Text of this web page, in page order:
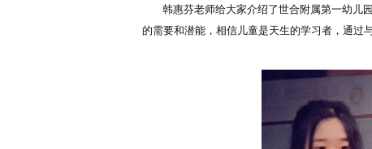
韩惠芬老师给大家介绍了世合附属第一幼儿
的需要和潜能，相信儿童是天生的学习者，通过